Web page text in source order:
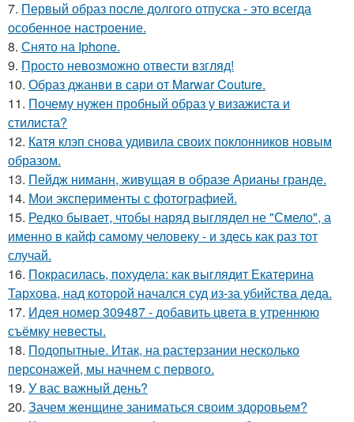
7. Первый образ после долгого отпуска - это всегда
особенное настроение.
8. Снято на Iphone.
9. Просто невозможно отвести взгляд!
10. Образ джанви в сари от Marwar Couture.
11. Почему нужен пробный образ у визажиста и
стилиста?
12. Катя клэп снова удивила своих поклонников новым
образом.
13. Пейдж ниманн, живущая в образе Арианы гранде.
14. Мои эксперименты с фотографией.
15. Редко бывает, чтобы наряд выглядел не "Смело", а
именно в кайф самому человеку - и здесь как раз тот
случай.
16. Покрасилась, похудела: как выглядит Екатерина
Тархова, над которой начался суд из-за убийства деда.
17. Идея номер 309487 - добавить цвета в утреннюю
съёмку невесты.
18. Подопытные. Итак, на растерзании несколько
персонажей, мы начнем с первого.
19. У вас важный день?
20. Зачем женщине заниматься своим здоровьем?